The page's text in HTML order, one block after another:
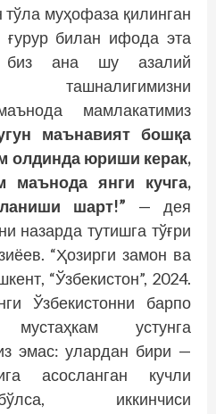
муҳофаза қилинган
ғурур билан ифода эта
биз ана шу азалий
ташналигимизни
мамлакатимиз
маънавият бошқа
олдинда юриши керак,
маънода янги кучга,
шарт!” — дея
назарда тутишга тўғри
“Ҳозирги замон ва
“Ўзбекистон”, 2024.
Ўзбекистонни барпо
устунга
эмас: улардан бири —
асосланган кучли
иккинчиси